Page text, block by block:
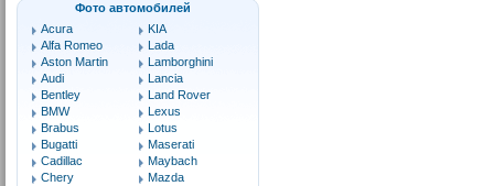
Фото автомобилей
Acura
Alfa Romeo
Aston Martin
Audi
Bentley
BMW
Brabus
Bugatti
Cadillac
Chery
KIA
Lada
Lamborghini
Lancia
Land Rover
Lexus
Lotus
Maserati
Maybach
Mazda